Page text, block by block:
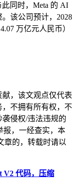
同时，Meta 的 AI
该公司预计，2028
万亿元人民币）
，该文观点仅代表
不拥有所有权，不
侵权/违法违规的
报，一经查实，本
章的，转载时请以
V2 代码，压缩